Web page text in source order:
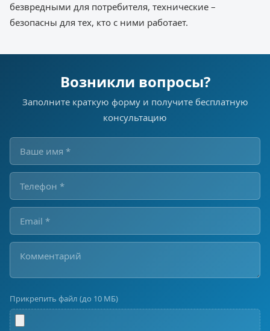
безвредными для потребителя, технические –
безопасны для тех, кто с ними работает.
Возникли вопросы?
Заполните краткую форму и получите бесплатную
консультацию
Прикрепить файл (до 10 МБ)